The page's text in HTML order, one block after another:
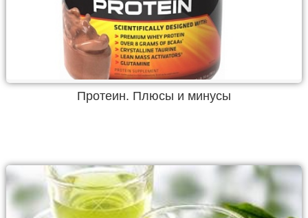
Протеин. Плюсы и минусы